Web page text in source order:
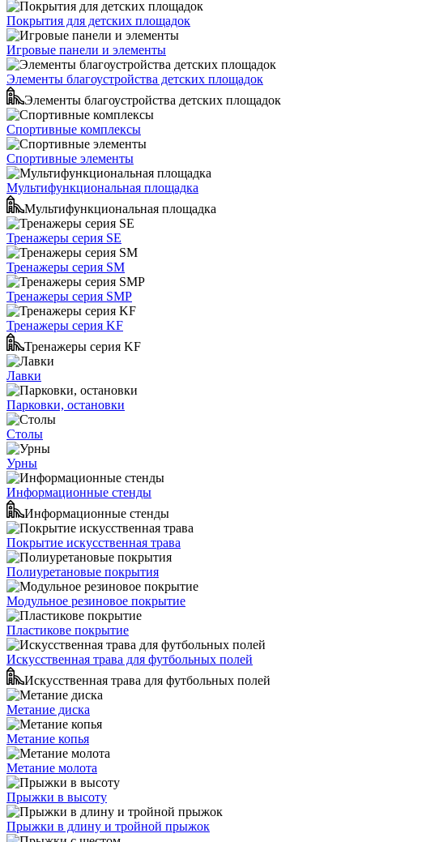
Покрытия для детских площадок
Игровые панели и элементы
Элементы благоустройства детских площадок
Элементы благоустройства детских площадок
Спортивные комплексы
Спортивные элементы
Мультифункциональная площадка
Мультифункциональная площадка
Тренажеры серия SE
Тренажеры серия SM
Тренажеры серия SMP
Тренажеры серия KF
Тренажеры серия KF
Лавки
Парковки, остановки
Столы
Урны
Информационные стенды
Информационные стенды
Покрытие искусственная трава
Полиуретановые покрытия
Модульное резиновое покрытие
Пластикове покрытие
Искусственная трава для футбольных полей
Искусственная трава для футбольных полей
Метание диска
Метание копья
Метание молота
Прыжки в высоту
Прыжки в длину и тройной прыжок